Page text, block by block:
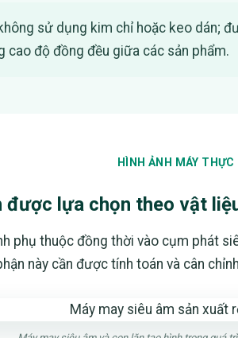
sử dụng kim chỉ hoặc keo dán;
cao độ đồng đều giữa các sản phẩm.
HÌNH ẢNH MÁY THỰC
được lựa chọn theo vật
phụ thuộc đồng thời vào cụm phát
này cần được tính toán và cân